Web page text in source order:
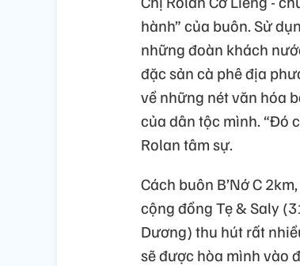
hành” của buôn. Sử
những đoàn khách
đặc sản cà phê địa
về những nét văn hóa
của dân tộc mình. “Đó
Rolan tâm sự.
Cách buôn B’Nớ C
cộng đồng Tẹ & Saly
Dương) thu hút rất
sẽ được hòa mình vào